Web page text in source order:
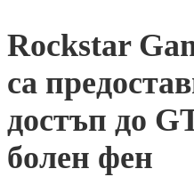
Rockstar
са
достъп до
болен фен